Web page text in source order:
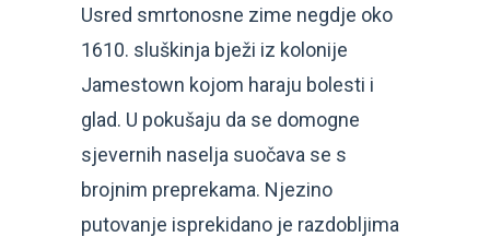
Usred smrtonosne zime negdje oko
1610. sluškinja bježi iz kolonije
Jamestown kojom haraju bolesti i
glad. U pokušaju da se domogne
sjevernih naselja suočava se s
brojnim preprekama. Njezino
putovanje isprekidano je razdobljima